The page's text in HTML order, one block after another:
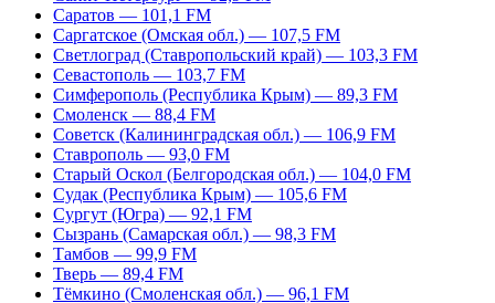
Саратов — 101,1 FM
Саргатское (Омская обл.) — 107,5 FM
Светлоград (Ставропольский край) — 103,3 FM
Севастополь — 103,7 FM
Симферополь (Республика Крым) — 89,3 FM
Смоленск — 88,4 FM
Советск (Калининградская обл.) — 106,9 FM
Ставрополь — 93,0 FM
Старый Оскол (Белгородская обл.) — 104,0 FM
Судак (Республика Крым) — 105,6 FM
Сургут (Югра) — 92,1 FM
Сызрань (Самарская обл.) — 98,3 FM
Тамбов — 99,9 FM
Тверь — 89,4 FM
Тёмкино (Смоленская обл.) — 96,1 FM